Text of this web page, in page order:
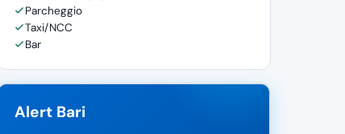
Parcheggio
Taxi/NCC
Bar
Alert Bari